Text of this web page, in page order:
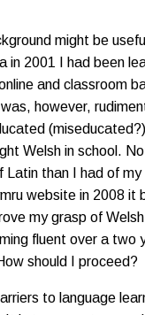
might be
in 2001 I had been
and classroom
however,
Welsh in school.
Latin than I had of
website in 2008 it
my grasp of
fluent over a two
should I proceed?
to language